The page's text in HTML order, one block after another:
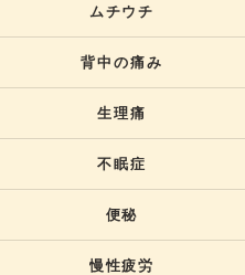
ムチウチ
背中の痛み
生理痛
不眠症
便秘
慢性疲労